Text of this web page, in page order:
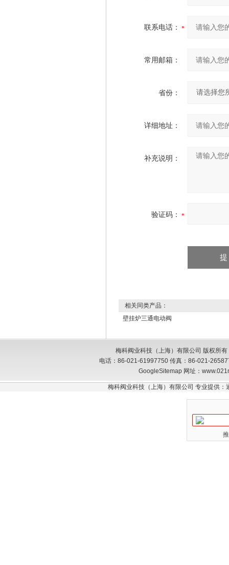
联系电话：
常用邮箱：
省份：
详细地址：
补充说明：
验证码：
相关同类产品：
壁挂炉三通电动阀
梅科阀业科技（上海）有限公司 版权所
电话：86-021-61997750 传真：86-021-
GoogleSitemap网址：
梅科阀业科技（上海）有限公司 专业提供